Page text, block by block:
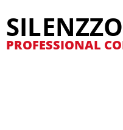
PROFESSIONAL